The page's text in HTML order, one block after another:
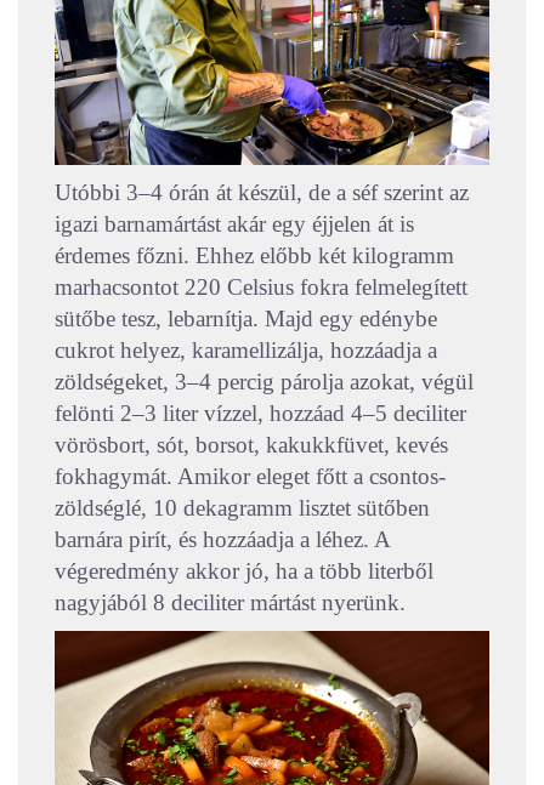
Utóbbi 3–4 órán át készül, de a séf szerint az
igazi barnamártást akár egy éjjelen át is
érdemes főzni. Ehhez előbb két kilogramm
marhacsontot 220 Celsius fokra felmelegített
sütőbe tesz, lebarnítja. Majd egy edénybe
cukrot helyez, karamellizálja, hozzáadja a
zöldségeket, 3–4 percig párolja azokat, végül
felönti 2–3 liter vízzel, hozzáad 4–5 deciliter
vörösbort, sót, borsot, kakukkfüvet, kevés
fokhagymát. Amikor eleget főtt a csontos-
zöldséglé, 10 dekagramm lisztet sütőben
barnára pirít, és hozzáadja a léhez. A
végeredmény akkor jó, ha a több literből
nagyjából 8 deciliter mártást nyerünk.